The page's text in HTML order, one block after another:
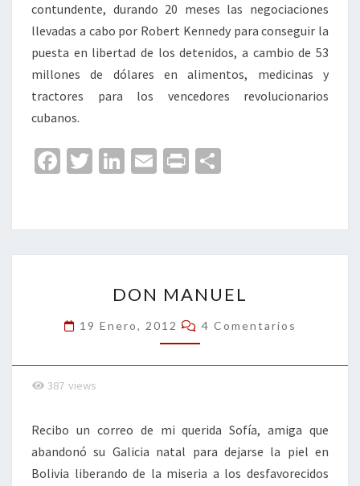
contundente, durando 20 meses las negociaciones
llevadas a cabo por Robert Kennedy para conseguir la
puesta en libertad de los detenidos, a cambio de 53
millones de dólares en alimentos, medicinas y
tractores para los vencedores revolucionarios
cubanos.
Fa
o
o
T
er
Li
dI
n
E
l
Pr
p
ar
tir
MANUEL
DON MANUEL
19 Enero, 2012 Comentarios
4 Comentarios
387 views
Recibo un correo de mi querida Sofía, amiga que
abandonó su Galicia natal para dejarse la piel en
Bolivia liberando de la miseria a los desfavorecidos